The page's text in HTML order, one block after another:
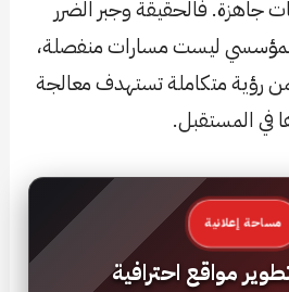
جاهزة. فالحقيقة وجبر الضرر
ليست مسارات منفصلة،
رؤية متكاملة تستهدف معالجة
في المستقبل.
مساحة إعلانية
مواقع احترافية